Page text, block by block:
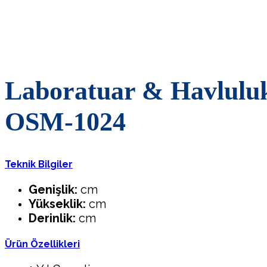
Laboratuar &
OSM-1024
Teknik Bilgiler
Genişlik: cm
Yükseklik: cm
Derinlik: cm
Ürün Özellikleri